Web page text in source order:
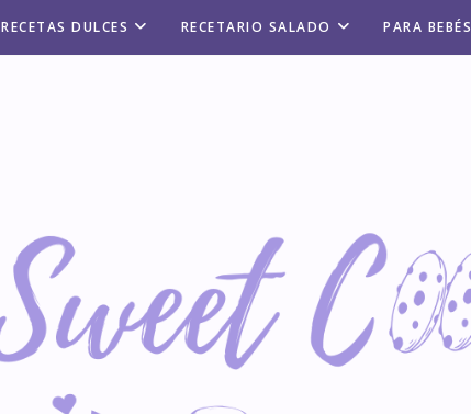
RECETAS DULCES RECETARIO SALADO PARA BEBÉS